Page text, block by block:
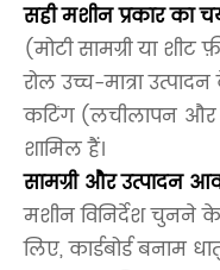
सही मशीन प्रकार का
(मोटी सामग्री या
रोल उच्च-मात्रा
कटिंग (लचीलापन
शामिल हैं।
सामग्री और उत्पादन
मशीन विनिर्देश चुनने
लिए, कार्डबोर्ड बनाम